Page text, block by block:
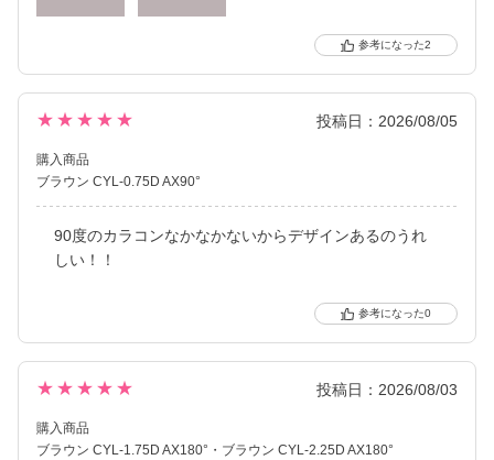
2
★★★★★ 投稿日：2026/08/05
購入商品
ブラウン CYL-0.75D AX90°
90度のカラコンなかなかないからデザインあるのうれ
しい！！
0
★★★★★ 投稿日：2026/08/03
購入商品
ブラウン CYL-1.75D AX180°
ブラウン CYL-2.25D AX180°